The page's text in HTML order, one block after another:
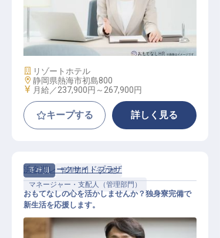
施設業態
リゾートホテル
勤務地
静岡県熱海市初島800
給与
月給／237,900円～ 267,900円
キープする 詳しく見る
正社員
管理部門・その他
マネージャー・支配人（管理部門）
浜名湖レークサイドプラザ
おもてなしの心を活かしませんか？独身寮完備で
新生活を応援します。